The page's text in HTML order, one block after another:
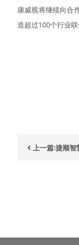
康威视将继续向合
造超过100个行业
上一篇:捷顺智